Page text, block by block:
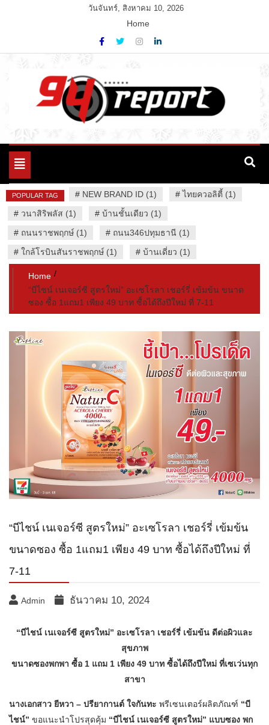
วันจันทร์, สิงหาคม 10, 2026
Home
94 Report.com
Variety News
Toggle
POPULAR TAG # NEW BRAND ID (1) #ไทยควอลิตี้ (1)
# วนาสิริพลัส (1) # บ้านชั้นเดียว (1)
# ถนนราชพฤกษ์ (1) # ถนน346ปทุมธานี (1)
# ใกล้โรบินสันราชพฤกษ์ (1) # บ้านเดี่ยว (1)
Home
“บีไชน์ เนเจอร์ซี สูตรใหม่” อะเซโรลา เชอร์รี่ เข้มข้น ขนาด
ซอง ซื้อ 1แถม1 เพียง 49 บาท ซื้อได้ถึงปีใหม่ ที่ 7-11
“บีไชน์ เนเจอร์ซี สูตรใหม่” อะเซโรลา เชอร์รี่ เข้มข้น
ขนาดซอง ซื้อ 1แถม1 เพียง 49 บาท ซื้อได้ถึงปีใหม่ ที่
7-11
Admin ธันวาคม 10, 2024
“บีไชน์ เนเจอร์ซี สูตรใหม่” อะเซโรลา เชอร์รี่ เข้มข้น ดีต่อผิวและ
สุขภาพ
ขนาดซองพกพา ซื้อ 1 แถม 1 เพียง 49 บาท ซื้อได้ถึงปีใหม่ ที่เซเว่นทุก
สาขา
นางเอกสาว ยีหวา – ปรียากานต์ ใจกันทะ พรีเซนเตอร์ผลิตภัณฑ์ “บี
ไชน์” ขอแนะนำโปรสุดคุ้ม “บีไชน์ เนเจอร์ซี สูตรใหม่” แบบซอง พก